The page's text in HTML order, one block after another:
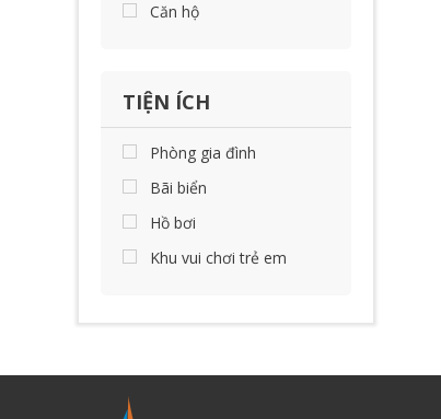
Căn hộ
TIỆN ÍCH
Phòng gia đình
Bãi biển
Hồ bơi
Khu vui chơi trẻ em